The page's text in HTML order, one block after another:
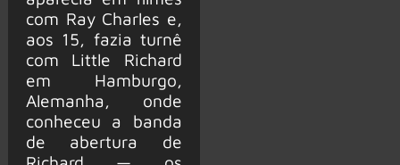
com Ray Charles e,
aos 15, fazia turnê
com Little Richard
em Hamburgo,
Alemanha, onde
conheceu a banda
de abertura de